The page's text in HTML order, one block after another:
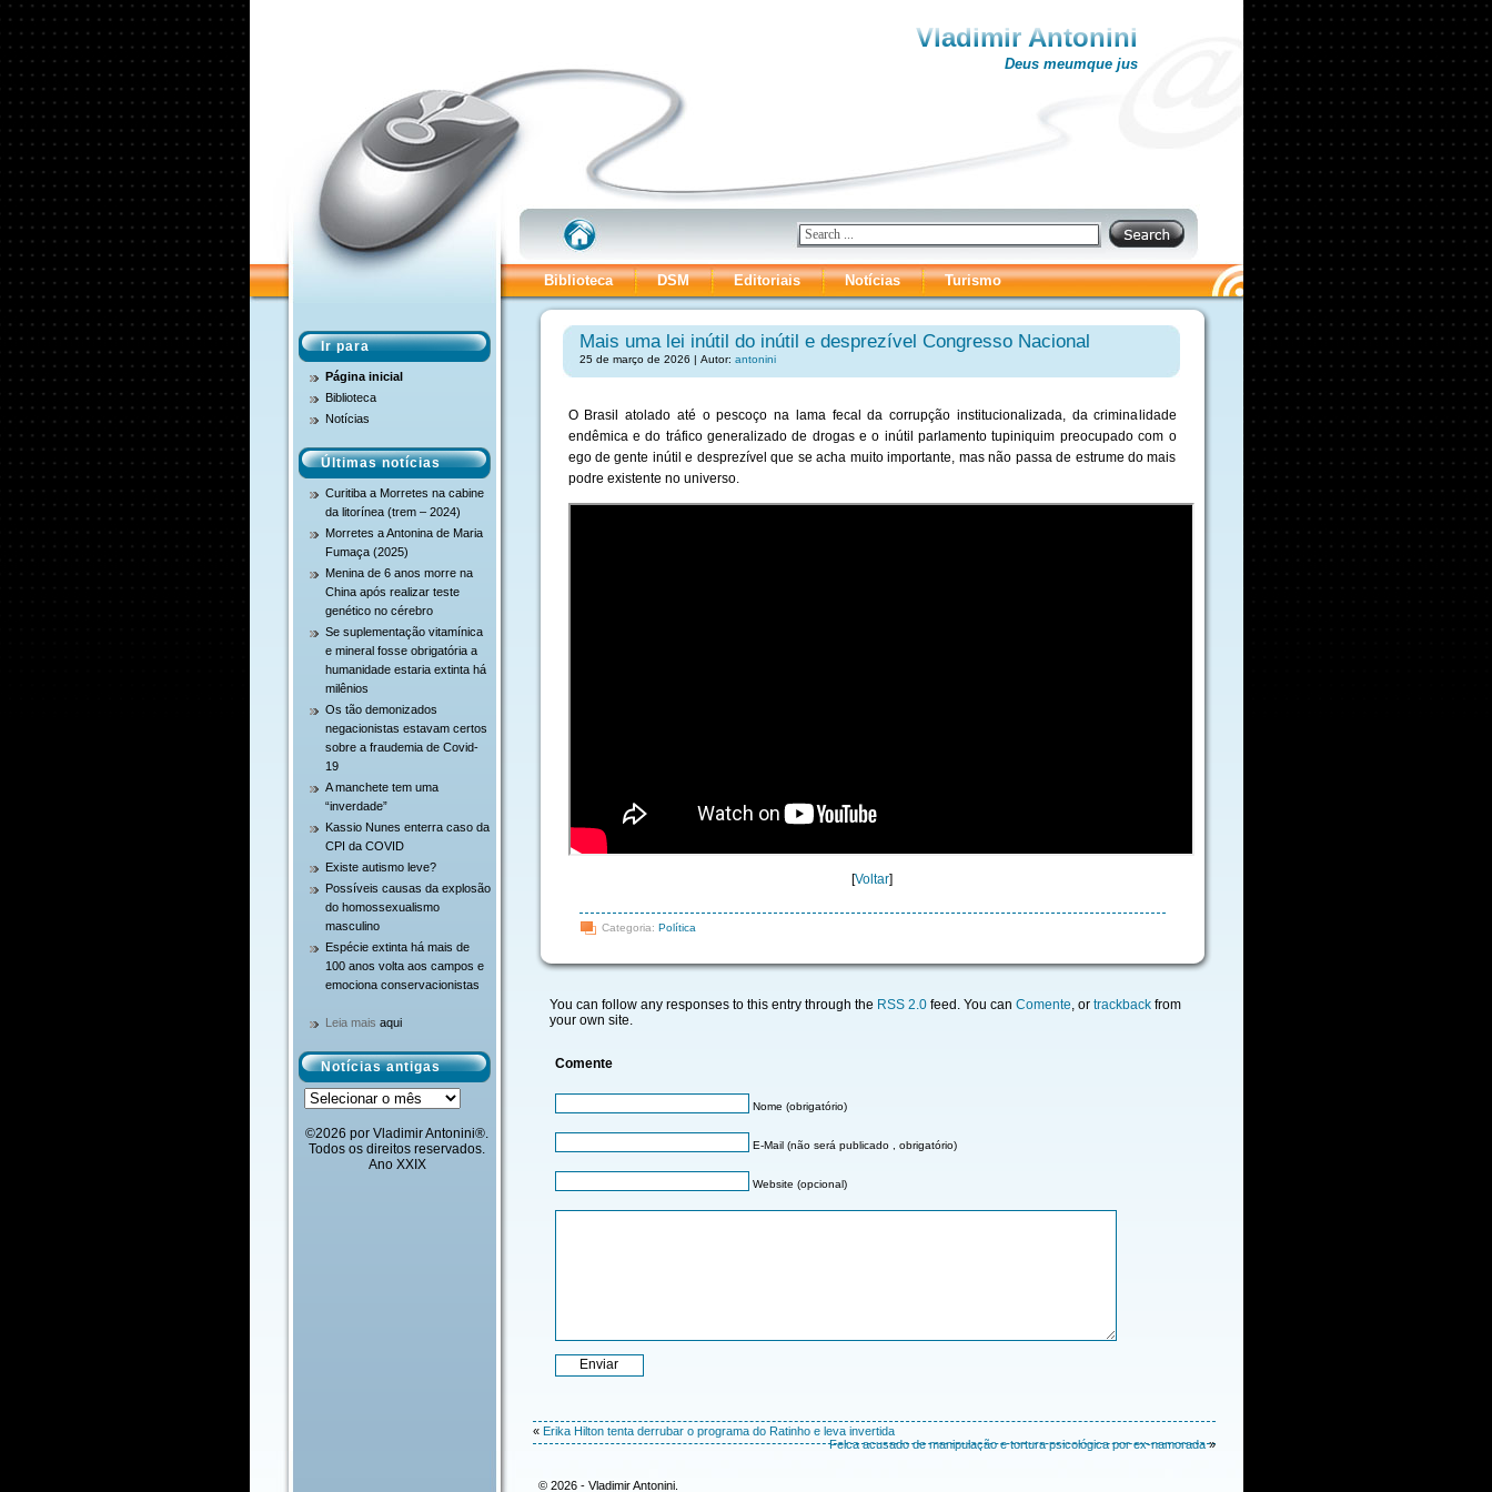
Vladimir Antonini
Deus meumque jus
Biblioteca DSM Editoriais Notícias Turismo
Ir para
Página inicial
Biblioteca
Notícias
Últimas notícias
Curitiba a Morretes na cabine
da litorínea (trem – 2024)
Morretes a Antonina de Maria
Fumaça (2025)
Menina de 6 anos morre na
China após realizar teste
genético no cérebro
Se suplementação vitamínica
e mineral fosse obrigatória a
humanidade estaria extinta há
milênios
Os tão demonizados
negacionistas estavam certos
sobre a fraudemia de Covid-
19
A manchete tem uma
“inverdade”
Kassio Nunes enterra caso da
CPI da COVID
Existe autismo leve?
Possíveis causas da explosão
do homossexualismo
masculino
Espécie extinta há mais de
100 anos volta aos campos e
emociona conservacionistas
Leia mais aqui
Notícias antigas
Notícias
antigas
©2026 por Vladimir Antonini®.
Todos os direitos reservados.
Ano XXIX
Mais uma lei inútil do inútil e desprezível Congresso Nacional
25 de março de 2026 | Autor: antonini
O Brasil atolado até o pescoço na lama fecal da corrupção institucionalizada, da criminalidade
endêmica e do tráfico generalizado de drogas e o inútil parlamento tupiniquim preocupado com o
ego de gente inútil e desprezível que se acha muito importante, mas não passa de estrume do mais
podre existente no universo.
[Voltar]
Categoria: Política
You can follow any responses to this entry through the RSS 2.0feed. You can Comente, or trackbackfrom
your own site.
Comente
Nome (obrigatório)
E-Mail (não será publicado , obrigatório)
Website (opcional)
« Erika Hilton tenta derrubar o programa do Ratinho e leva invertida
Felca acusado de manipulação e tortura psicológica por ex-namorada»
© 2026 - Vladimir Antonini.